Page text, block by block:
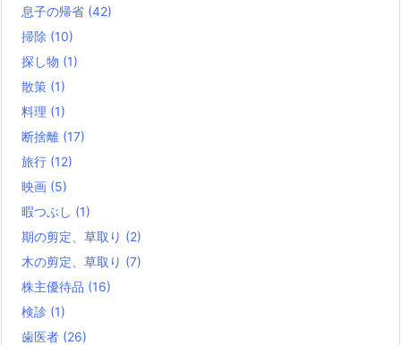
息子の帰省 (42)
掃除 (10)
探し物 (1)
散策 (1)
料理 (1)
断捨離 (17)
旅行 (12)
映画 (5)
暇つぶし (1)
期の剪定、草取り (2)
木の剪定、草取り (7)
株主優待品 (16)
検診 (1)
歯医者 (26)